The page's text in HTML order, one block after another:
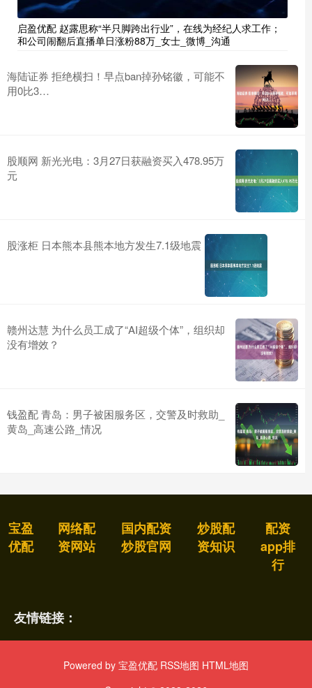
启盈优配 赵露思称“半只脚跨出行业”，在线为经纪人求工作；
和公司闹翻后直播单日涨粉88万_女士_微博_沟通
海陆证券 拒绝横扫！早点ban掉孙铭徽，可能不
用0比3…
股顺网 新光光电：3月27日获融资买入478.95万
元
股涨柜 日本熊本县熊本地方发生7.1级地震
赣州达慧 为什么员工成了“AI超级个体”，组织却
没有增效？
钱盈配 青岛：男子被困服务区，交警及时救助_
黄岛_高速公路_情况
宝盈
优配
网络配
资网站
国内配资
炒股官网
炒股配
资知识
配资
app排
行
友情链接：
Powered by 宝盈优配 RSS地图 HTML地图